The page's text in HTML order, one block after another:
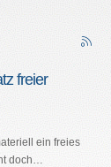
freier
ein freies
doch…